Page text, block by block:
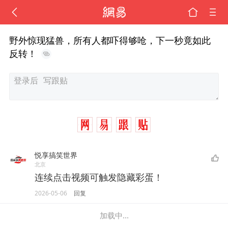
野外惊现猛兽，所有人都吓得够呛，下一秒竟如此
反转！
悦享搞笑世界
北京
连续点击视频可触发隐藏彩蛋！
2026-05-06 回复
加载中...